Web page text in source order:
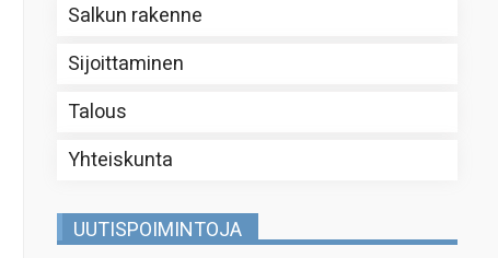
Salkun rakenne
Sijoittaminen
Talous
Yhteiskunta
UUTISPOIMINTOJA